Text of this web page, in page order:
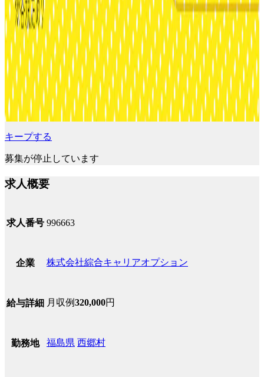
キープする
募集が停止しています
求人概要
求人番号 996663
企業 株式会社綜合キャリアオプション
給与詳細 月収例320,000円
勤務地 福島県 西郷村